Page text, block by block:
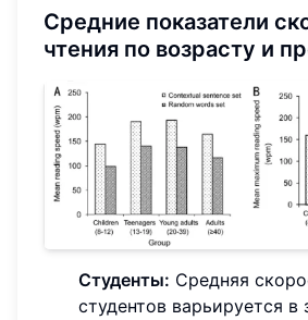
Средние показатели
чтения по возрасту и
Студенты: Средняя
студентов варьируется в